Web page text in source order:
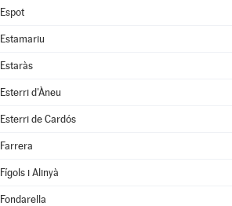
Espot
Estamariu
Estaràs
Esterri d'Àneu
Esterri de Cardós
Farrera
Fígols i Alinyà
Fondarella